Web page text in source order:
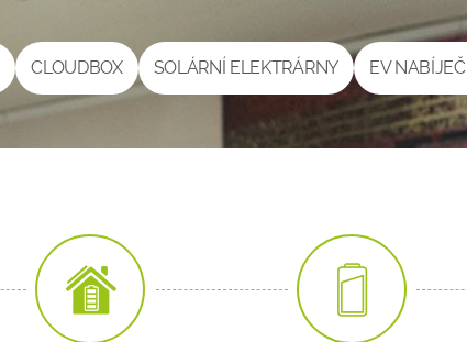
CLOUDBOX SOLÁRNÍ ELEKTRÁRNY EV